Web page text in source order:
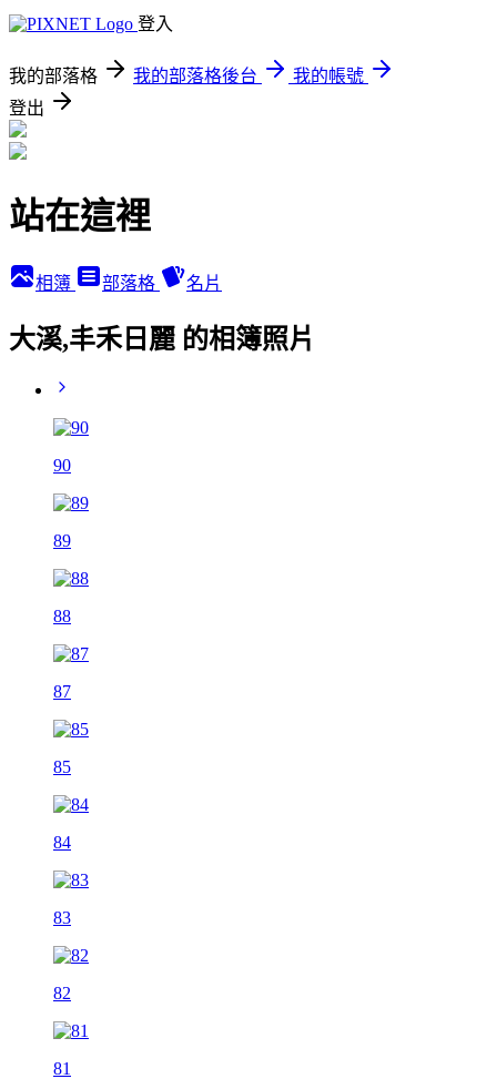
登入
我的部落格 我的部落格後台
我的帳號
登出
站在這裡
相簿 部落格 名片
大溪,丰禾日麗 的相簿照片
90
89
88
87
85
84
83
82
81